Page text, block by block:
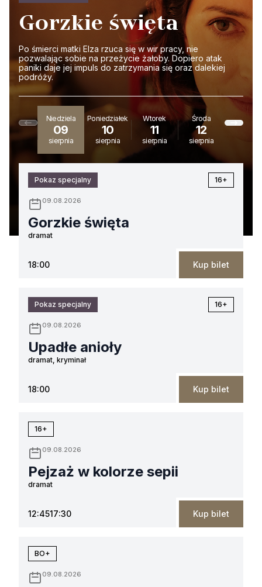
Gorzkie święta
Po śmierci matki Elza rzuca się w wir pracy, nie
pozwalając sobie na przeżycie żałoby. Dopiero atak
paniki daje jej impuls do zatrzymania się oraz dalekiej
podróży.
Niedziela
09
sierpnia
Poniedziałek
10
sierpnia
Wtorek
11
sierpnia
Środa
12
sierpnia
13
Pokaz specjalny 16+
09.08.2026
Gorzkie święta
dramat
18:00 Kup bilet
Pokaz specjalny 16+
09.08.2026
Upadłe anioły
dramat, kryminał
18:00 Kup bilet
16+
09.08.2026
Pejzaż w kolorze sepii
dramat
12:4517:30 Kup bilet
BO+
09.08.2026